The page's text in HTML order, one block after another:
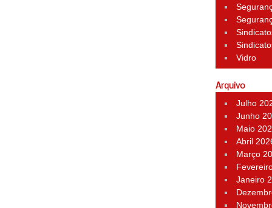
Vidro
Arquivo
Julho
Junho
Maio
Abril
Março
Janeiro